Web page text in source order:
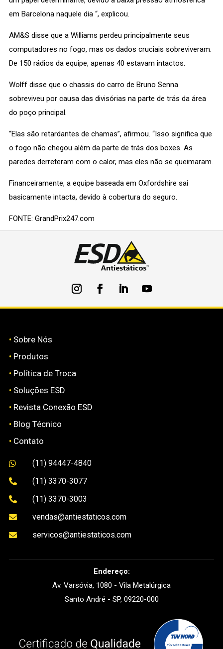
em Barcelona naquele dia “, explicou.
AM&S disse que a Williams perdeu principalmente seus
computadores no fogo, mas os dados cruciais sobreviveram.
De 150 rádios da equipe, apenas 40 estavam intactos.
Wolff disse que o chassis do carro de Bruno Senna
sobreviveu por causa das divisórias na parte de trás da área
do poço principal.
“Elas são retardantes de chamas”, afirmou. “Isso significa que
o fogo não chegou além da parte de trás dos boxes. As
paredes derreteram com o calor, mas eles não se queimaram.
Financeiramente, a equipe baseada em Oxfordshire sai
basicamente intacta, devido à cobertura do seguro.
FONTE: GrandPrix247.com
• Sobre Nós
• Produtos
• Política de Troca
• Soluções ESD
• Revista Conexão ESD
• Blog Técnico
• Contato
 (11) 94447-4840
 (11) 3370-3077
 (11) 3370-3003
 vendas@antiestaticos.com
 servicos@antiestaticos.com
Endereço:
Av. Varsóvia, 1080 - Vila Metalúrgica
Santo André - SP, 09220-000